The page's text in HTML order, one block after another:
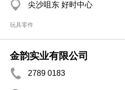
尖沙咀东 好时中心
玩具零件
金韵实业有限公司
2789 0183